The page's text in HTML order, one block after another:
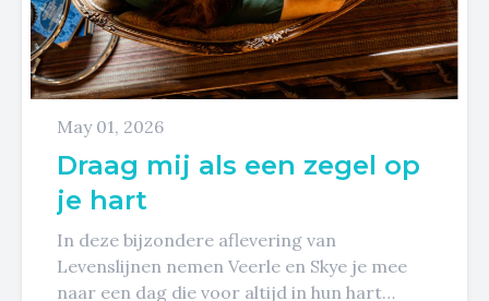
May 01, 2026
Draag mij als een zegel op
je hart
In deze bijzondere aflevering van
Levenslijnen nemen Veerle en Skye je mee
naar een dag die voor altijd in hun hart